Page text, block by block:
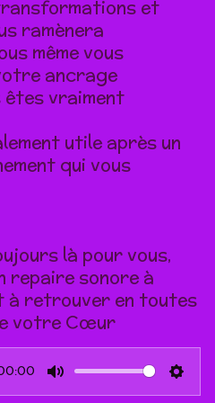
et
ramènera
mêmevous
ancrage
êtes vraiment
utile après un
qui vous
là pour vous,
repaire sonore à
à retrouver en toutes
votre Cœur
M
S